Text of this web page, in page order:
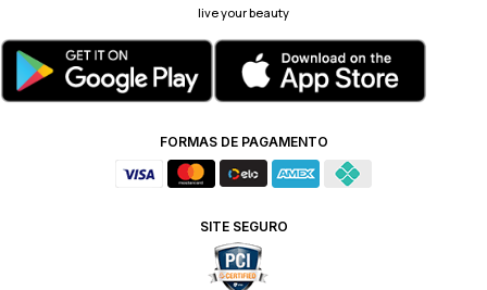
live your beauty
FORMAS DE PAGAMENTO
SITE SEGURO